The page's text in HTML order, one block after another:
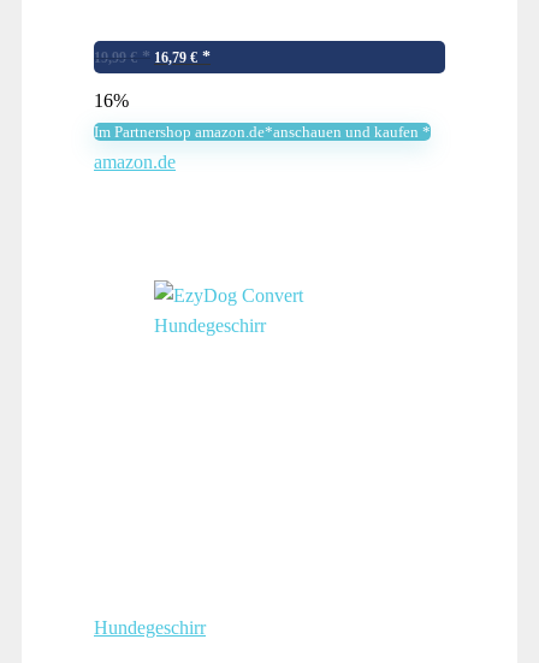
Hunde Brustgeschirr , Groß Atmungsaktiv
Dog Harness Schwarz…
19,99 €
Ursprünglicher
19,99 €
16,79 €
Aktueller
16,79 €.
16%
Im Partnershop amazon.de*anschauen und kaufen *
amazon.de
Hundegeschirr